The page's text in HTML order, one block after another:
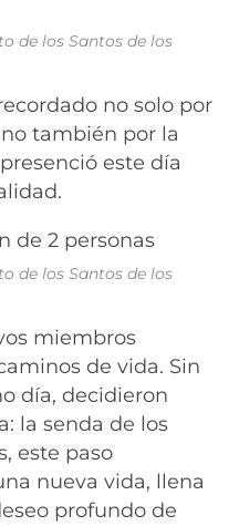
de los Santos de los
no solo por
también por la
este día
de los Santos de los
miembros
de vida. Sin
día, decidieron
la senda de los
este paso
nueva vida, llena
profundo de